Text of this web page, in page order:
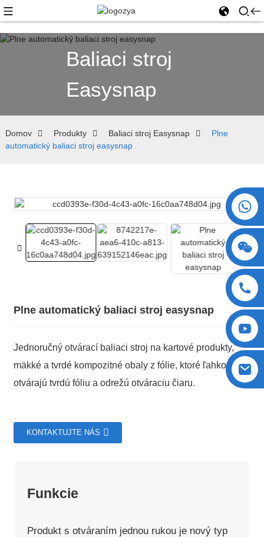
+86 15730993174
Baliaci stroj
Easysnap
Domov Produkty Baliaci stroj Easysnap
Plne
automatický baliaci stroj easysnap
Plne automatický baliaci stroj easysnap
Jednoručný otvárací baliaci stroj na kartové produkty,
mäkké a tvrdé kompozitné obaly z fólie, ktoré ľahko
otvárajú tvrdú fóliu a odrežú otváraciu čiaru.
KONTAKTUJTE NÁS
Funkcie
Produkt s otváraním jednou rukou je nový typ